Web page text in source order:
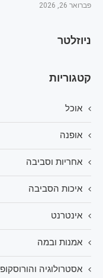
פברואר 26, 2026
ניוזלטר
קטגוריות
אוכל
אופנה
אחריות וסביבה
איכות הסביבה
אינטרנט
אמנות ובמה
אסטרולוגיה והורוסקופ